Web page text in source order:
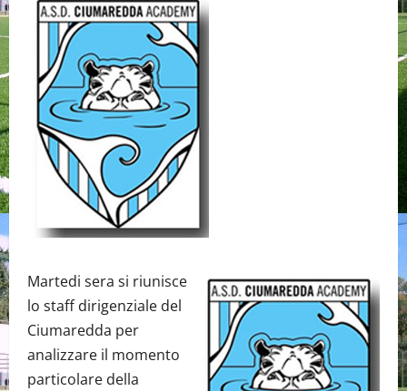
Martedi sera si riunisce
lo staff dirigenziale del
Ciumaredda per
analizzare il momento
particolare della